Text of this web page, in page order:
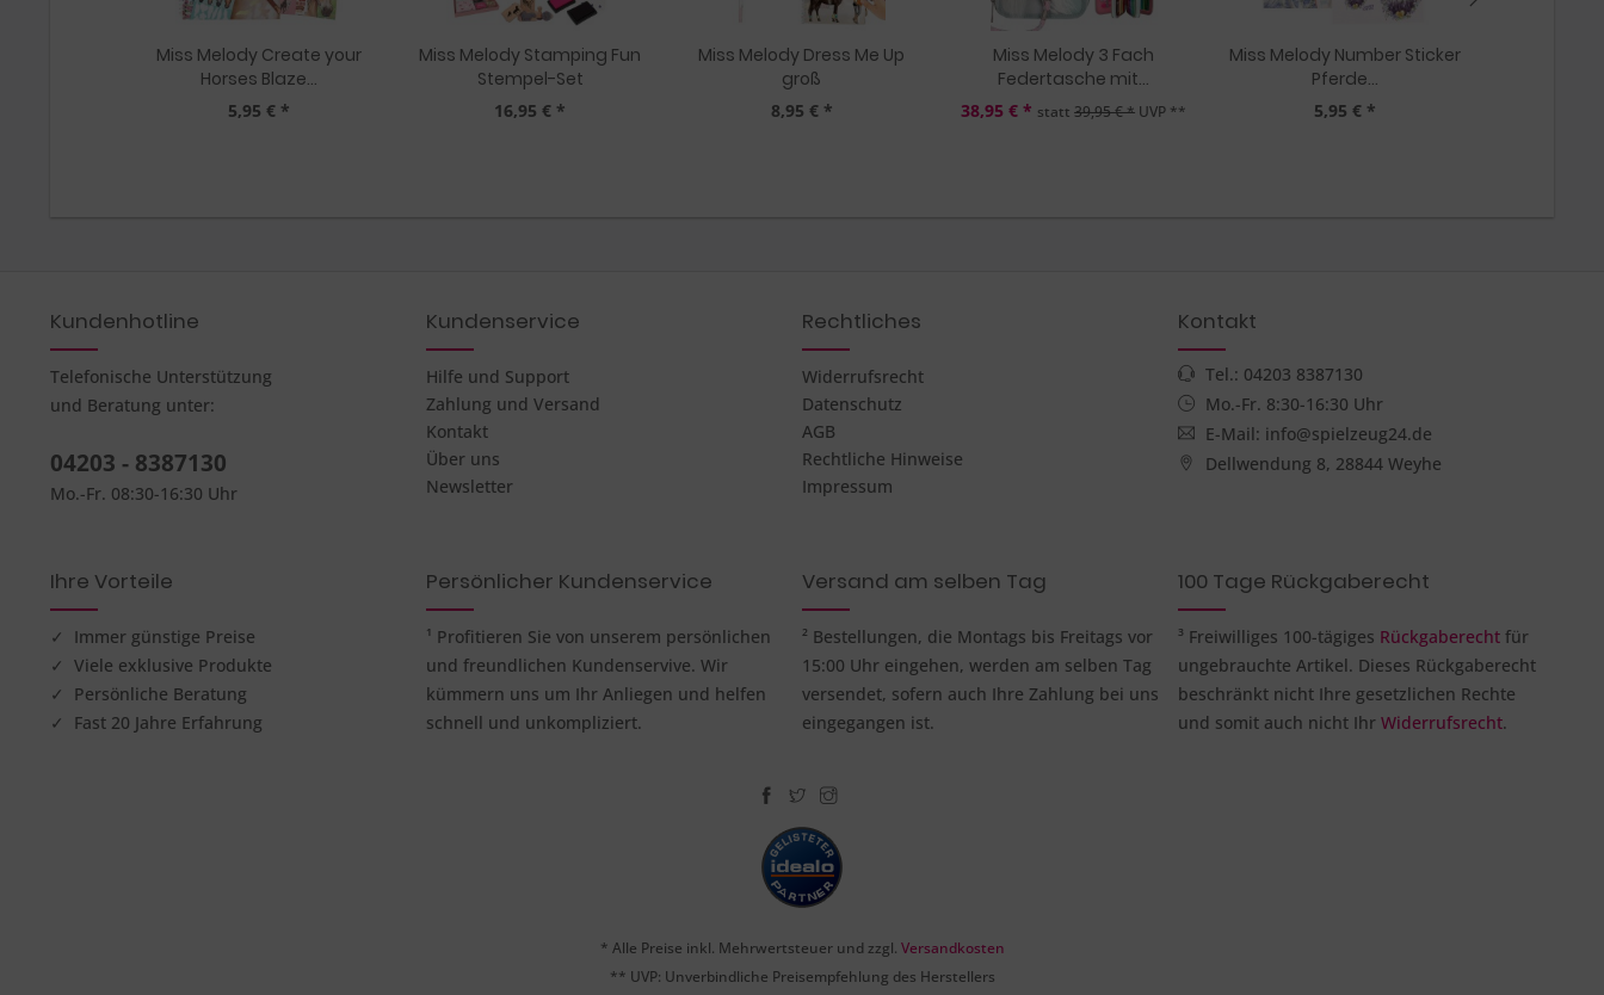
Miss Melody Create your
Horses Blaze...
5,95 € *
Miss Melody Stamping Fun
Stempel-Set
16,95 € *
Miss Melody Dress Me Up
groß
8,95 € *
Miss Melody 3 Fach
Federtasche mit...
38,95 € * statt39,95 € * UVP **
Miss Melody Number Sticker
Pferde...
5,95 € *
Kundenhotline
Telefonische Unterstützung
und Beratung unter:
04203 - 8387130
Mo.-Fr. 08:30-16:30 Uhr
Kundenservice
Hilfe und Support
Zahlung und Versand
Kontakt
Über uns
Newsletter
Rechtliches
Widerrufsrecht
Datenschutz
AGB
Rechtliche Hinweise
Impressum
Kontakt
Tel.: 04203 8387130
Mo.-Fr. 8:30-16:30 Uhr
E-Mail: info@spielzeug24.de
Dellwendung 8, 28844 Weyhe
Ihre Vorteile
✓ Immer günstige Preise
✓ Viele exklusive Produkte
✓ Persönliche Beratung
✓ Fast 20 Jahre Erfahrung
Persönlicher Kundenservice
¹ Profitieren Sie von unserem persönlichen
und freundlichen Kundenservive. Wir
kümmern uns um Ihr Anliegen und helfen
schnell und unkompliziert.
Versand am selben Tag
² Bestellungen, die Montags bis Freitags vor
15:00 Uhr eingehen, werden am selben Tag
versendet, sofern auch Ihre Zahlung bei uns
eingegangen ist.
100 Tage Rückgaberecht
³ Freiwilliges 100-tägiges Rückgaberecht für
ungebrauchte Artikel. Dieses Rückgaberecht
beschränkt nicht Ihre gesetzlichen Rechte
und somit auch nicht Ihr Widerrufsrecht.
* Alle Preise inkl. Mehrwertsteuer und zzgl. Versandkosten
** UVP: Unverbindliche Preisempfehlung des Herstellers